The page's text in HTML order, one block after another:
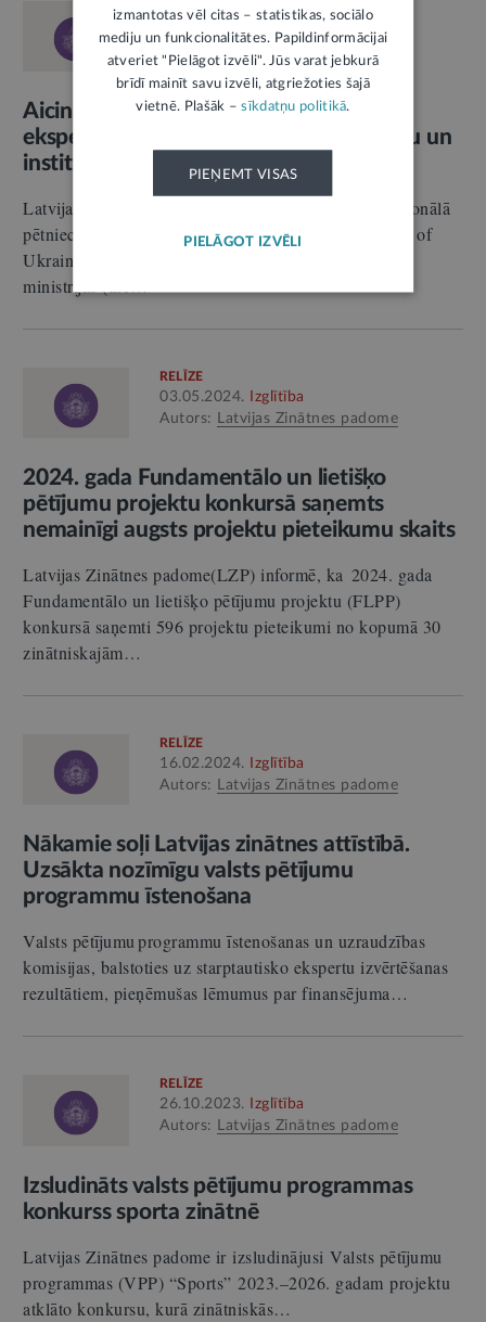
RELĪZE
25.06.2024. Izglītība
Autors:Latvijas Zinātnes padome
Aicinām Latvijas zinātniekus kļūt par
ekspertiem Ukrainas zinātnisko projektu un
institūciju izvērtēšanai
Latvijas Zinātnes padome, atsaucoties Ukrainas Nacionālā
pētniecības fonda (the National Research Foundation of
Ukraine (NRFU)) un Ukrainas Izglītības un zinātnes
ministrijas (the…
RELĪZE
03.05.2024.
Izglītība
Autors: Latvijas Zinātnes padome
2024. gada Fundamentālo un lietišķo
pētījumu projektu konkursā saņemts
nemainīgi augsts projektu pieteikumu skaits
Latvijas Zinātnes padome(LZP) informē, ka 2024. gada
Fundamentālo un lietišķo pētījumu projektu (FLPP)
konkursā saņemti 596 projektu pieteikumi no kopumā 30
zinātniskajām…
RELĪZE
16.02.2024.
Izglītība
Autors: Latvijas Zinātnes padome
Nākamie soļi Latvijas zinātnes attīstībā.
Uzsākta nozīmīgu valsts pētījumu
programmu īstenošana
Valsts pētījumu programmu īstenošanas un uzraudzības
komisijas, balstoties uz starptautisko ekspertu izvērtēšanas
rezultātiem, pieņēmušas lēmumus par finansējuma…
RELĪZE
26.10.2023.
Izglītība
Autors: Latvijas Zinātnes padome
Izsludināts valsts pētījumu programmas
konkurss sporta zinātnē
Latvijas Zinātnes padome ir izsludinājusi Valsts pētījumu
programmas (VPP) “Sports” 2023.–2026. gadam projektu
atklāto konkursu, kurā zinātniskās…
izmantotas vēl citas – statistikas, sociālo
mediju un funkcionalitātes. Papildinformācijai
atveriet "Pielāgot izvēli". Jūs varat jebkurā
brīdī mainīt savu izvēli, atgriežoties šajā
vietnē. Plašāk –sīkdatņu politikā.
PIEŅEMT VISAS
PIELĀGOT IZVĒLI